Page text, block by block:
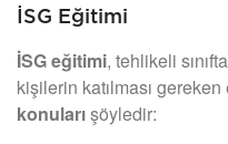
İSG Eğitimi
İSG eğitimi, tehlikeli
kişilerin katılması gereken
konularışöyledir: